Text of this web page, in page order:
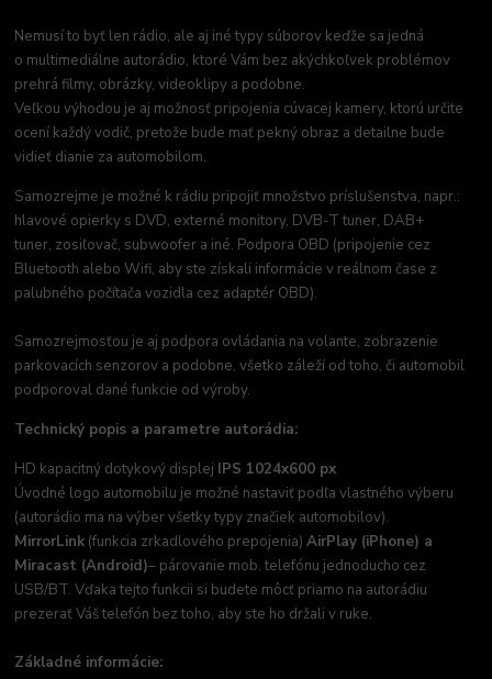
Nemusí to byť len rádio, ale aj iné typy súborov keďže sa jedná
o multimediálne autorádio, ktoré Vám bez akýchkoľvek problémov
prehrá filmy, obrázky, videoklipy a podobne.
Veľkou výhodou je aj možnosť pripojenia cúvacej kamery, ktorú určite
ocení každý vodič, pretože bude mať pekný obraz a detailne bude
vidieť dianie za automobilom.
Samozrejme je možné k rádiu pripojiť množstvo príslušenstva, napr.:
hlavové opierky s DVD, externé monitory, DVB-T tuner, DAB+
tuner, zosiľovač, subwoofer a iné. Podpora OBD (pripojenie cez
Bluetooth alebo Wifi, aby ste získali informácie v reálnom čase z
palubného počítača vozidla cez adaptér OBD).
Samozrejmosťou je aj podpora ovládania na volante, zobrazenie
parkovacích senzorov a podobne, všetko záleží od toho, či automobil
podporoval dané funkcie od výroby.
Technický popis a parametre autorádia:
HD kapacitný dotykový displej IPS 1024x600 px
Úvodné logo automobilu je možné nastaviť podľa vlastného výberu
(autorádio ma na výber všetky typy značiek automobilov).
MirrorLink (funkcia zrkadlového prepojenia)AirPlay (iPhone) a
Miracast (Android)– párovanie mob. telefónu jednoducho cez
USB/BT. Vďaka tejto funkcii si budete môcť priamo na autorádiu
prezerať Váš telefón bez toho, aby ste ho držali v ruke.
Základné informácie: